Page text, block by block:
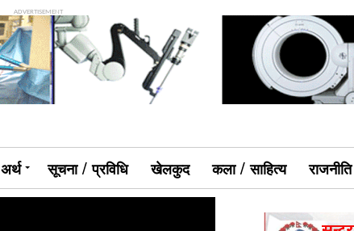
ADVERTISEMENT
अर्थ सूचना / प्रविधि खेलकुद कला / साहित्य राजनीति